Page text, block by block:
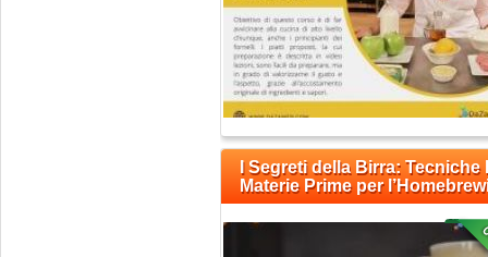
I Segreti della Birra: Tecniche
Materie Prime per